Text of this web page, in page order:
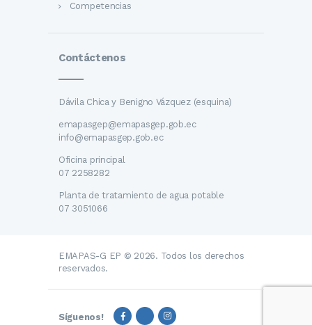
Competencias
Contáctenos
Dávila Chica y Benigno Vázquez (esquina)
emapasgep@emapasgep.gob.ec
info@emapasgep.gob.ec
Oficina principal
07 2258282
Planta de tratamiento de agua potable
07 3051066
EMAPAS-G EP © 2026. Todos los derechos
reservados.
Síguenos!